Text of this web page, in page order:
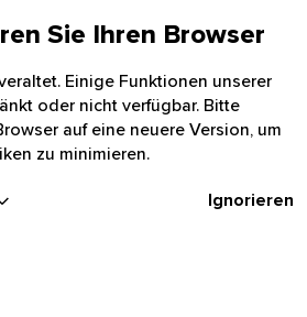
Sie Ihren Browser
Einige Funktionen unserer
oder nicht verfügbar. Bitte
auf eine neuere Version, um
zu minimieren.
Ignorieren